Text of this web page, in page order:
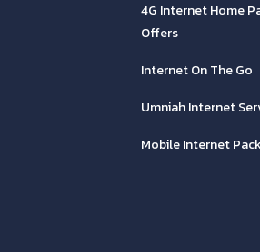
4G Internet Home
Offers
Internet On The Go
Umniah Internet
Mobile Internet